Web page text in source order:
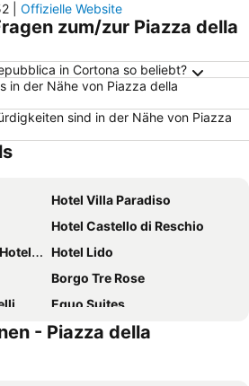
Offizielle Website
zum/zur Piazza della
in Cortona so beliebt?
in der Nähe von Piazza della
sind in der Nähe von Piazza
Hotel Villa Paradiso
Hotel Castello di Reschio
Spa
Hotel Lido
Borgo Tre Rose
Equo Suites
Hotel Villa Marsili
- Piazza della